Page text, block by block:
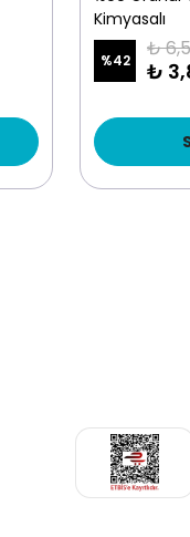
Kimyasalı
%42 ₺
₺